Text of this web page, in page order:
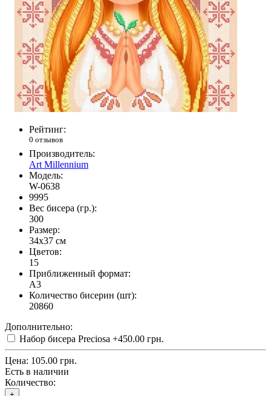
Рейтинг:
0 отзывов
Производитель:
Art Millennium
Модель:
W-0638
9995
Вес бисера (гр.):
300
Размер:
34x37 см
Цветов:
15
Приближенный формат:
A3
Количество бисерин (шт):
20860
Дополнительно:
Набор бисера Preciosa +450.00 грн.
Цена: 105.00 грн.
Есть в наличии
Количество: